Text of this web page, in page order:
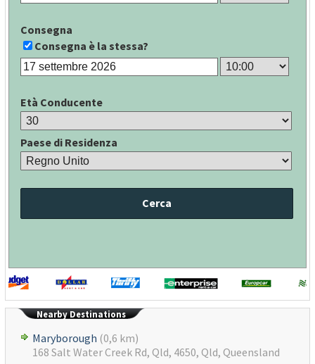
Consegna
Consegna è la stessa?
Età Conducente
Paese di Residenza
Cerca
Nearby Destinations
Maryborough (0,6 km)
168 Salt Water Creek Rd, Qld, 4650, Qld, Queensland